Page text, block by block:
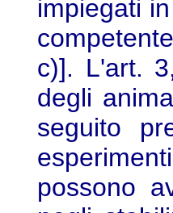
impiegati
c)]. L'art.
degli
seguito
possono